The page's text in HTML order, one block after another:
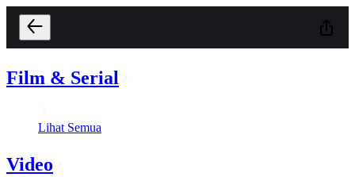
Film & Serial
Lihat Semua
Video